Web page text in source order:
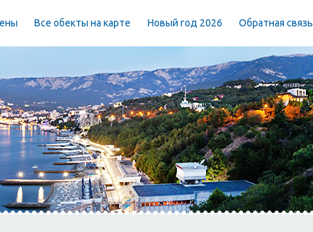
Все обекты на карте Новый год 2026 Обратная связь